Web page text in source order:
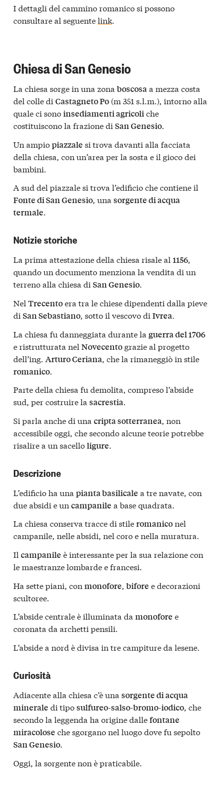
I dettagli del cammino romanico si possono
consultare al seguentelink.
Chiesa di San Genesio
La chiesa sorge in una zona boscosaa mezza costa
del colle di Castagneto Po (m 351 s.l.m.), intorno alla
quale ci sonoinsediamenti agricoliche
costituiscono la frazione di San Genesio.
Un ampiopiazzale si trova davanti alla facciata
della chiesa, con un’area per la sosta e il gioco dei
bambini.
A sud del piazzale si trova l’edificio che contiene il
Fonte di San Genesio, una sorgente di acqua
termale.
Notizie storiche
La prima attestazione della chiesa risale al 1156,
quando un documento menziona la vendita di un
terreno alla chiesa di San Genesio.
Nel Trecentoera tra le chiese dipendenti dalla pieve
di San Sebastiano, sotto il vescovo di Ivrea.
La chiesa fu danneggiata durante la guerra del 1706
e ristrutturata nel Novecento grazie al progetto
dell’ing. Arturo Ceriana , che la rimaneggiò in stile
romanico
Parte della chiesa fu demolita, compreso l’abside
sud, per costruire la sacrestia.
Si parla anche di una cripta sotterranea, non
accessibile oggi, che secondo alcune teorie potrebbe
risalire a un sacelloligure.
Descrizione
L’edificio ha una pianta basilicale a tre navate, con
due absidi e un campanile a base quadrata.
La chiesa conserva tracce di stileromaniconel
campanile, nelle absidi, nel coro e nella muratura.
Il campanile è interessante per la sua relazione con
le maestranze lombarde e francesi.
Ha sette piani, con monofore, bifore e decorazioni
scultoree.
L’abside centrale è illuminata da monofore e
coronata da archetti pensili.
L’abside a nord è divisa in tre campiture da lesene.
Curiosità
Adiacente alla chiesa c’è una sorgente di acqua
minerale di tiposulfureo-salso-bromo-iodico, che
secondo la leggenda ha origine dallefontane
miracolose che sgorgano nel luogo dove fu sepolto
San Genesio.
Oggi, la sorgente non è praticabile.